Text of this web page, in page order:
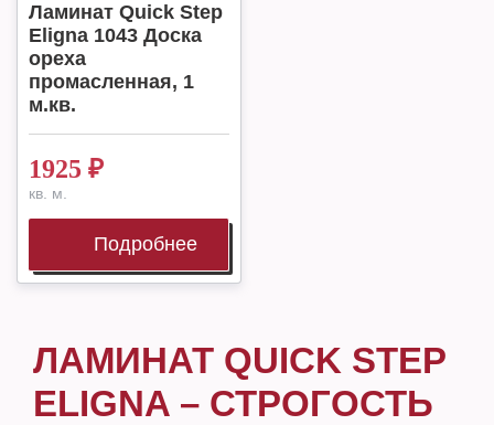
Ламинат Quick Step
Eligna 1043 Доска
ореха
промасленная, 1
м.кв.
1925 ₽
кв. м.
Подробнее
ЛАМИНАТ QUICK STEP
ELIGNA – СТРОГОСТЬ